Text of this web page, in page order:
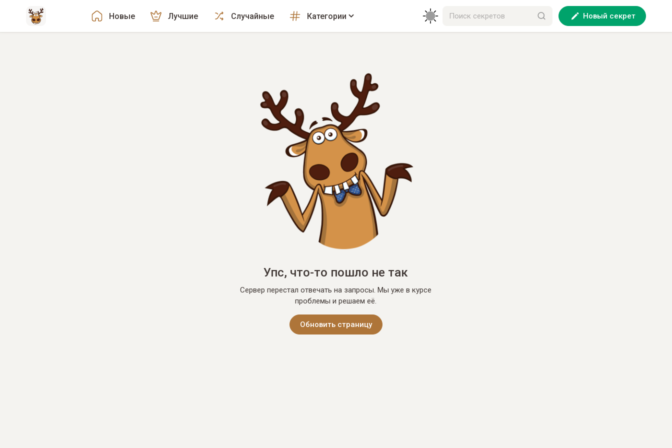
Новые Лучшие Случайные Категории Новый секрет
Упс, что-то пошло не так
Сервер перестал отвечать на запросы. Мы уже в курсе
проблемы и решаем её.
Обновить страницу